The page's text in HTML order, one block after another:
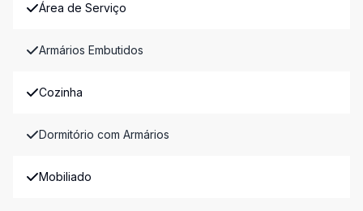
Área de Serviço
Armários Embutidos
Cozinha
Dormitório com Armários
Mobiliado